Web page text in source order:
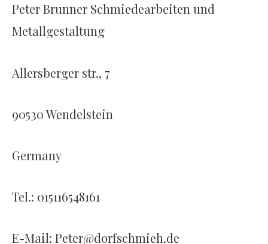
Peter Brunner Schmiedearbeiten und
Metallgestaltung
Allersberger str., 7
90530 Wendelstein
Germany
Tel.: 015116548161
E-Mail: Peter@dorfschmieh.de